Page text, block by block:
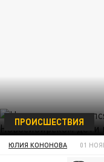
ПРОИСШЕСТВИЯ
ЮЛИЯ КОНОНОВА 01